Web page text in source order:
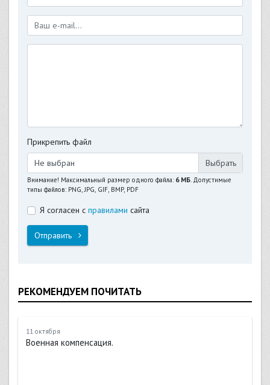
Прикрепить файл
Не выбран
Внимание! Максимальный размер одного файла: 6 МБ. Допустимые
типы файлов: PNG, JPG, GIF, BMP, PDF
Я согласен с правилами сайта
Отправить
РЕКОМЕНДУЕМ ПОЧИТАТЬ
11 октября
Военная компенсация.